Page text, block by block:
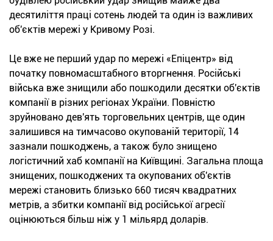
десятиліття праці сотень людей та один із важливих
об'єктів мережі у Кривому Розі.
Це вже не перший удар по мережі «Епіцентр» від
початку повномасштабного вторгнення. Російські
війська вже знищили або пошкодили десятки об'єктів
компанії в різних регіонах України. Повністю
зруйновано дев'ять торговельних центрів, ще один
залишився на тимчасово окупованій території, 14
зазнали пошкоджень, а також було знищено
логістичний хаб компанії на Київщині. Загальна площа
знищених, пошкоджених та окупованих об'єктів
мережі становить близько 660 тисяч квадратних
метрів, а збитки компанії від російської агресії
оцінюються більш ніж у 1 мільярд доларів.